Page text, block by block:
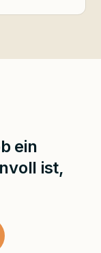
ein
ist,